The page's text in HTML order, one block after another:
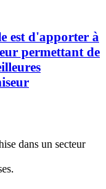
est d'apporter à
permettant de
dans un secteur